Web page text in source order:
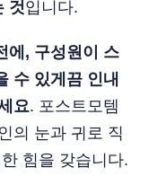
것입니다.
에, 구성원이 스
수 있게끔 인내
요. 포스트모템
의 눈과 귀로 직
힘을 갖습니다.